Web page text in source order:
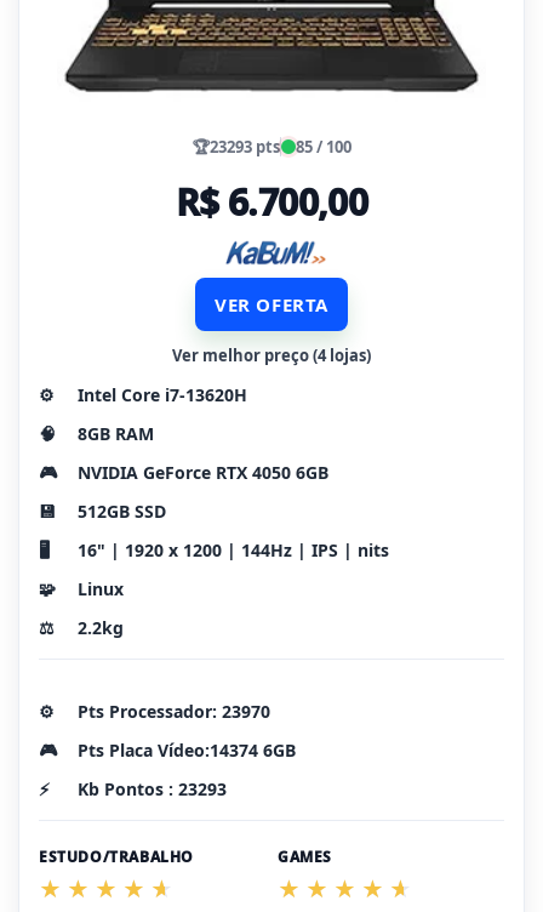
🏆23293 pts 85 / 100
R$ 6.700,00
VER OFERTA
Ver melhor preço (4 lojas)
⚙️
Intel Core i7-13620H
🧠
8GB RAM
🎮
NVIDIA GeForce RTX 4050 6GB
💾
512GB SSD
🖥️
16" | 1920 x 1200 | 144Hz | IPS | nits
🧩
Linux
⚖️
2.2kg
⚙️
Pts Processador: 23970
🎮
Pts Placa Vídeo:14374 6GB
⚡
Kb Pontos : 23293
ESTUDO/TRABALHO GAMES